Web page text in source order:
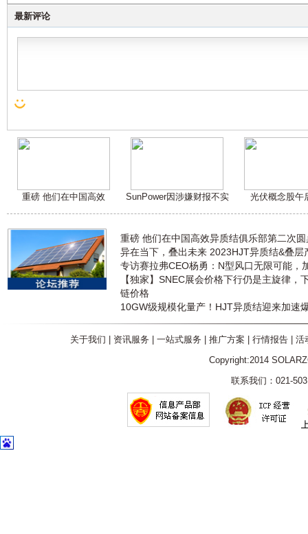
最新评论
重磅 他们在中国高效 SunPower因涉嫌财报不实 光伏概念股午
重磅 他们在中国高效异质结俱乐部第二次
异在当下，叠出未来 2023HJT异质结&叠层
专访赛拉弗CEO杨勇：N型风口无限可能，
【独家】SNEC展会价格下行仍是主旋律，
链价格
10GW级规模化量产！HJT异质结迎来加速
关于我们 资讯服务 一站式服务 推广方案 行情报告| 活
Copyright:2014
联系我们：021-